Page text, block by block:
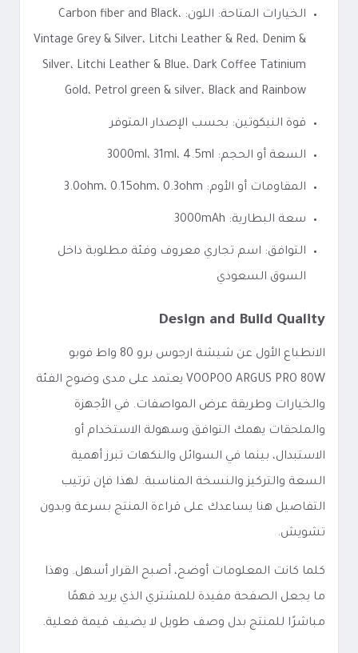
الخيارات المتاحة: اللون: Carbon fiber and Black،
Vintage Grey & Silver، Litchi Leather & Red، Denim &
Silver، Litchi Leather & Blue، Dark Coffee Tatinium
Gold، Petrol green & silver، Black and Rainbow
قوة النيكوتين: بحسب الإصدار المتوفر
السعة أو الحجم: 3000ml، 31ml، 4.5ml
المقاومات أو الأوم: 3.0ohm، 0.15ohm، 0.3ohm
سعة البطارية: 3000mAh
التوافق: اسم تجاري معروف وفئة مطلوبة داخل
السوق السعودي
Design and Build Quality
الانطباع الأول عن شيشة ارجوس برو 80 واط فوبو
VOOPOO ARGUS PRO 80W يعتمد على مدى وضوح الفئة
والخيارات وطريقة عرض المواصفات. في الأجهزة
والملحقات يهمك التوافق وسهولة الاستخدام أو
الاستبدال، بينما في السوائل والنكهات تبرز أهمية
السعة والتركيز والنسخة المناسبة. لهذا فإن ترتيب
التفاصيل هنا يساعدك على قراءة المنتج بسرعة وبدون
تشويش.
كلما كانت المعلومات أوضح، أصبح القرار أسهل. وهذا
ما يجعل الصفحة مفيدة للمشتري الذي يريد فهمًا
مباشرًا للمنتج بدل وصف طويل لا يضيف قيمة فعلية.